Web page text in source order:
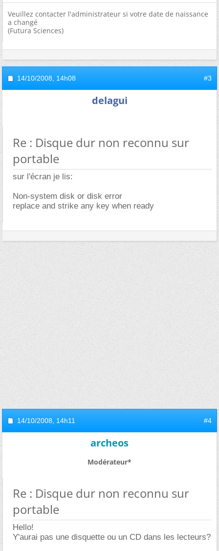
Veuillez contacter l'administrateur si votre date de naissance
a changé
(Futura Sciences)
14/10/2008, 14h08 #3
delagui
Re : Disque dur non reconnu sur
portable
sur l'écran je lis:
Non-system disk or disk error
replace and strike any key when ready
14/10/2008, 14h11 #4
archeos
Modérateur*
Re : Disque dur non reconnu sur
portable
Hello!
Y'aurai pas une disquette ou un CD dans les lecteurs?